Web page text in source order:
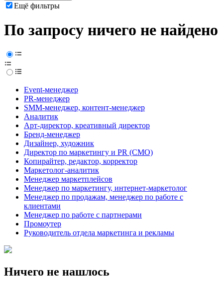
Ещё фильтры
По запросу ничего не найдено
Event-менеджер
PR-менеджер
SMM-менеджер, контент-менеджер
Аналитик
Арт-директор, креативный директор
Бренд-менеджер
Дизайнер, художник
Директор по маркетингу и PR (CMO)
Копирайтер, редактор, корректор
Маркетолог-аналитик
Менеджер маркетплейсов
Менеджер по маркетингу, интернет-маркетолог
Менеджер по продажам, менеджер по работе с
клиентами
Менеджер по работе с партнерами
Промоутер
Руководитель отдела маркетинга и рекламы
Ничего не нашлось